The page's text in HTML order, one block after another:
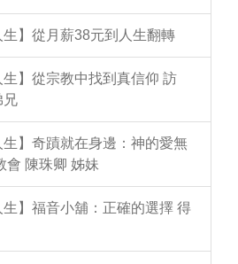
】從月薪38元到人生翻轉
】從宗教中找到真信仰 訪
兄
】奇蹟就在身邊：神的愛無
會 陳珠卿 姊妹
】福音小舖：正確的選擇 得